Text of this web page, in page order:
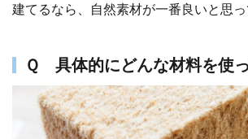
建てるなら、自然素材が一番良いと思っ
Ｑ 具体的にどんな材料を使